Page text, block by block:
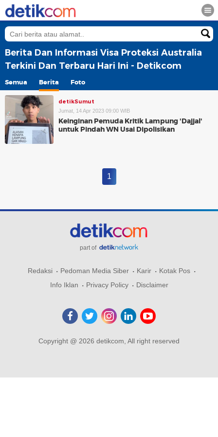
Berita Dan Informasi Visa Proteksi Australia
Terkini Dan Terbaru Hari Ini - Detikcom
Semua Berita Foto
detikSumut
Jumat, 14 Apr 2023 09:00 WIB
Keinginan Pemuda Kritik Lampung 'Dajjal'
untuk Pindah WN Usai Dipolisikan
1
part of
Redaksi Pedoman Media Siber Karir
Kotak Pos
Info Iklan
Privacy Policy Disclaimer
Copyright @ 2026 detikcom, All right reserved